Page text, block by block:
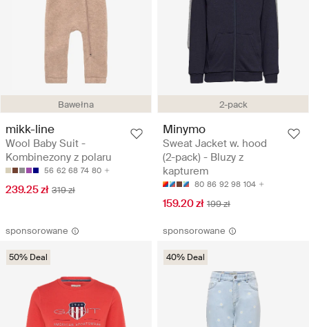
Bawełna
mikk-line
Wool Baby Suit -
Kombinezony z polaru
56 62 68 74 80
239.25 zł 319 zł
2-pack
Minymo
Sweat Jacket w. hood
(2-pack) - Bluzy z
kapturem
80 86 92 98 104
159.20 zł 199 zł
sponsorowane
50% Deal
sponsorowane
40% Deal